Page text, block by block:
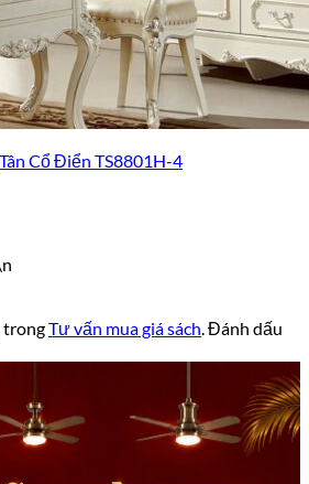
Cổ Điển TS8801H-4
trongTư vấn mua giá sách. Đánh dấu